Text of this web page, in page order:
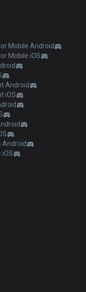
Mobile Android
Mobile iOS
Android
iOS
Android
iOS